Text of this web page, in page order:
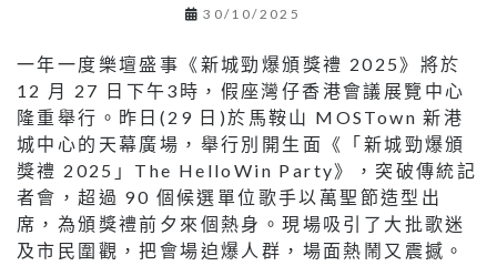
30/10/2025
一年一度樂壇盛事《新城勁爆頒獎禮 2025》將於
12 月 27 日下午3時，假座灣仔香港會議展覽中心
隆重舉行。昨日(29 日)於馬鞍山 MOSTown 新港
城中心的天幕廣場，舉行別開生面《「新城勁爆頒
獎禮 2025」The HelloWin Party》，突破傳統記
者會，超過 90 個候選單位歌手以萬聖節造型出
席，為頒獎禮前夕來個熱身。現場吸引了大批歌迷
及市民圍觀，把會場迫爆人群，場面熱鬧又震撼。